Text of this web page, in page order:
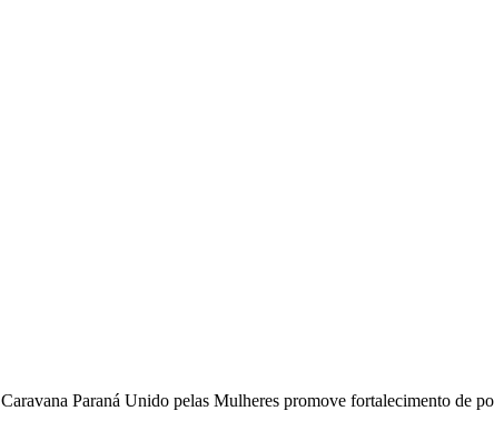
Caravana Paraná Unido pelas Mulheres promove fortalecimento de